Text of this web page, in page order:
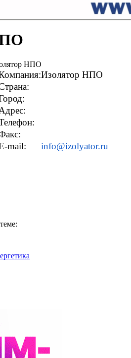
НПО
Изолятор НПО
mail:
info@izolyator.ru